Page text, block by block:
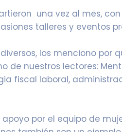
una vez al mes,
talleres y eventos
los menciono por
de nuestros lectores:
fiscal laboral,
por el equipo de